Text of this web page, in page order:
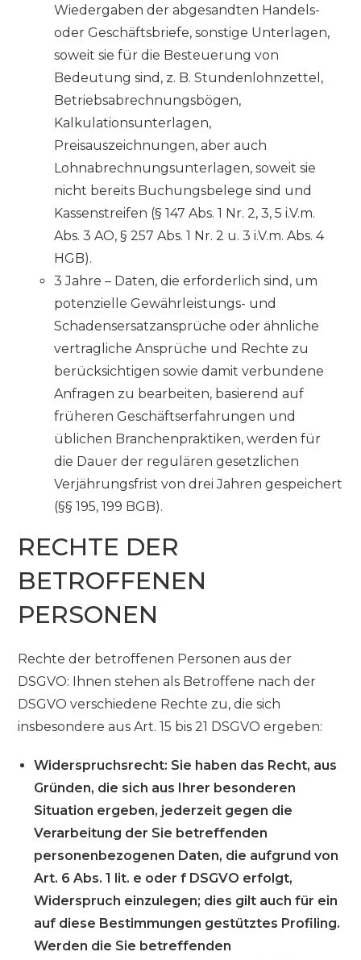
Wiedergaben der abgesandten Handels-
oder Geschäftsbriefe, sonstige Unterlagen,
soweit sie für die Besteuerung von
Bedeutung sind, z. B. Stundenlohnzettel,
Betriebsabrechnungsbögen,
Kalkulationsunterlagen,
Preisauszeichnungen, aber auch
Lohnabrechnungsunterlagen, soweit sie
nicht bereits Buchungsbelege sind und
Kassenstreifen (§ 147 Abs. 1 Nr. 2, 3, 5 i.V.m.
Abs. 3 AO, § 257 Abs. 1 Nr. 2 u. 3 i.V.m. Abs. 4
HGB).
3 Jahre – Daten, die erforderlich sind, um
potenzielle Gewährleistungs- und
Schadensersatzansprüche oder ähnliche
vertragliche Ansprüche und Rechte zu
berücksichtigen sowie damit verbundene
Anfragen zu bearbeiten, basierend auf
früheren Geschäftserfahrungen und
üblichen Branchenpraktiken, werden für
die Dauer der regulären gesetzlichen
Verjährungsfrist von drei Jahren gespeichert
(§§ 195, 199 BGB).
RECHTE DER
BETROFFENEN
PERSONEN
Rechte der betroffenen Personen aus der
DSGVO: Ihnen stehen als Betroffene nach der
DSGVO verschiedene Rechte zu, die sich
insbesondere aus Art. 15 bis 21 DSGVO ergeben:
Widerspruchsrecht: Sie haben das Recht, aus
Gründen, die sich aus Ihrer besonderen
Situation ergeben, jederzeit gegen die
Verarbeitung der Sie betreffenden
personenbezogenen Daten, die aufgrund von
Art. 6 Abs. 1 lit. e oder f DSGVO erfolgt,
Widerspruch einzulegen; dies gilt auch für ein
auf diese Bestimmungen gestütztes Profiling.
Werden die Sie betreffenden